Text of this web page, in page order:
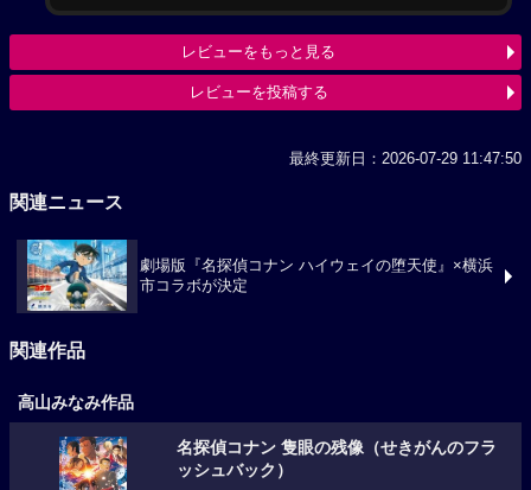
レビューをもっと見る
レビューを投稿する
最終更新日：2026-07-29 11:47:50
関連ニュース
劇場版『名探偵コナン ハイウェイの堕天使』×横浜
市コラボが決定
関連作品
高山みなみ作品
名探偵コナン 隻眼の残像（せきがんのフラ
ッシュバック）